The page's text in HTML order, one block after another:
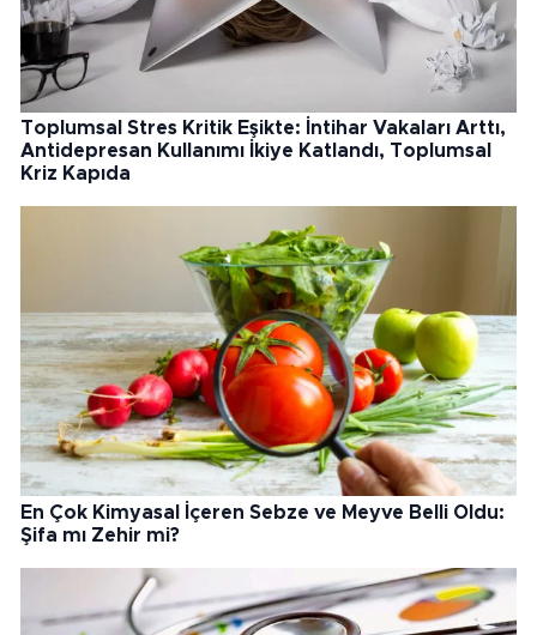
Toplumsal Stres Kritik Eşikte: İntihar Vakaları Arttı,
Antidepresan Kullanımı İkiye Katlandı, Toplumsal
Kriz Kapıda
En Çok Kimyasal İçeren Sebze ve Meyve Belli Oldu:
Şifa mı Zehir mi?